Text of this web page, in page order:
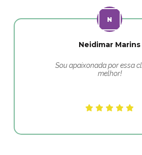
Neidimar Marins
Sou apaixonada por essa
melhor!